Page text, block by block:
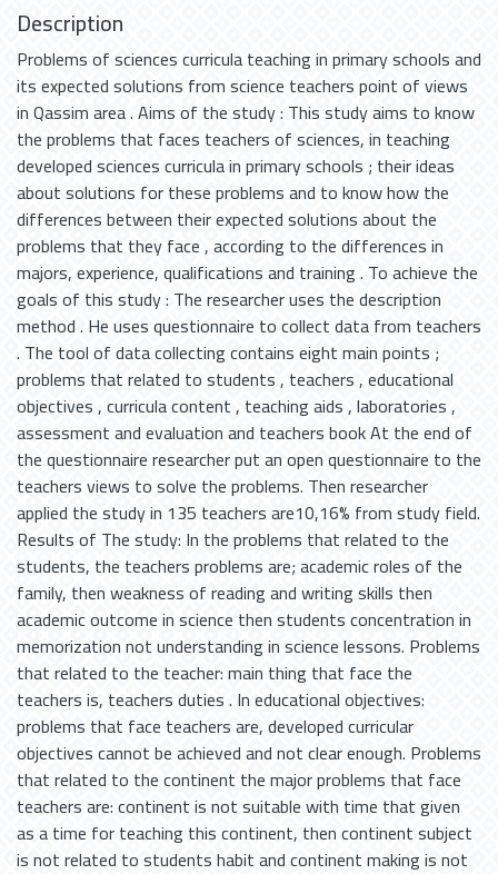
Description
Problems of sciences curricula teaching in primary schools and
its expected solutions from science teachers point of views
in Qassim area . Aims of the study : This study aims to know
the problems that faces teachers of sciences, in teaching
developed sciences curricula in primary schools ; their ideas
about solutions for these problems and to know how the
differences between their expected solutions about the
problems that they face , according to the differences in
majors, experience, qualifications and training . To achieve the
goals of this study : The researcher uses the description
method . He uses questionnaire to collect data from teachers
. The tool of data collecting contains eight main points ;
problems that related to students , teachers , educational
objectives , curricula content , teaching aids , laboratories ,
assessment and evaluation and teachers book At the end of
the questionnaire researcher put an open questionnaire to the
teachers views to solve the problems. Then researcher
applied the study in 135 teachers are10,16% from study field.
Results of The study: In the problems that related to the
students, the teachers problems are; academic roles of the
family, then weakness of reading and writing skills then
academic outcome in science then students concentration in
memorization not understanding in science lessons. Problems
that related to the teacher: main thing that face the
teachers is, teachers duties . In educational objectives:
problems that face teachers are, developed curricular
objectives cannot be achieved and not clear enough. Problems
that related to the continent the major problems that face
teachers are: continent is not suitable with time that given
as a time for teaching this continent, then continent subject
is not related to students habit and continent making is not